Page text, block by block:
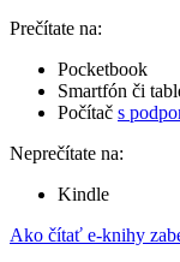
Prečítate na:
Pocketbook
Smartfón či
Počítač s
Neprečítate na:
Kindle
Ako čítať e-knihy